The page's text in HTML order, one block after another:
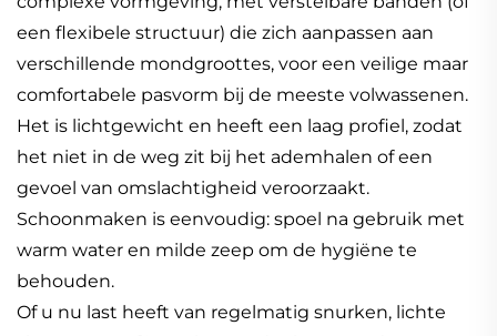
een flexibele structuur) die zich aanpassen aan
verschillende mondgroottes, voor een veilige maar
comfortabele pasvorm bij de meeste volwassenen.
Het is lichtgewicht en heeft een laag profiel, zodat
het niet in de weg zit bij het ademhalen of een
gevoel van omslachtigheid veroorzaakt.
Schoonmaken is eenvoudig: spoel na gebruik met
warm water en milde zeep om de hygiëne te
behouden.
Of u nu last heeft van regelmatig snurken, lichte